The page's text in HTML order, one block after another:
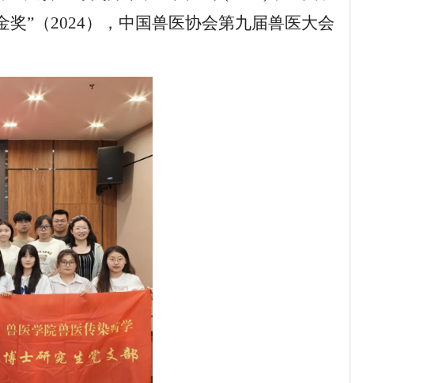
”（2024），中国兽医协会第九届兽医大会